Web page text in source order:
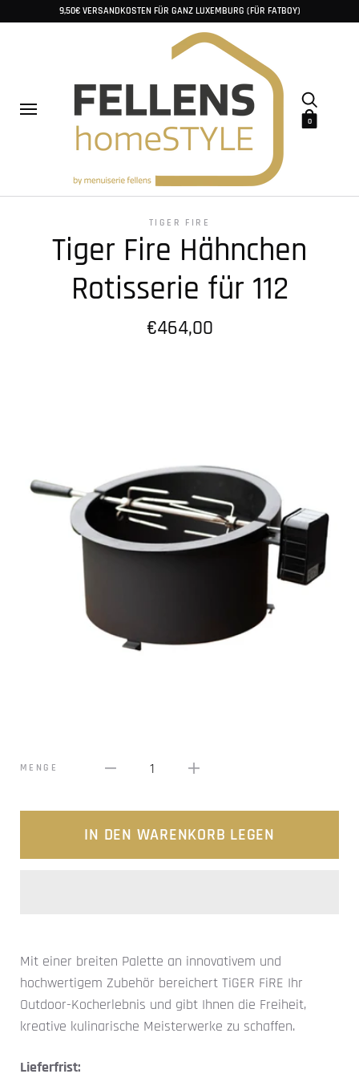
9,50€ VERSANDKOSTEN FÜR GANZ LUXEMBURG (FÜR FATBOY)
0
TIGER FIRE
Tiger Fire Hähnchen
Rotisserie für 112
€464,00
MENGE 1
IN DEN WARENKORB LEGEN
Mit einer breiten Palette an innovativem und
hochwertigem Zubehör bereichert TiGER FiRE Ihr
Outdoor-Kocherlebnis und gibt Ihnen die Freiheit,
kreative kulinarische Meisterwerke zu schaffen.
Lieferfrist: